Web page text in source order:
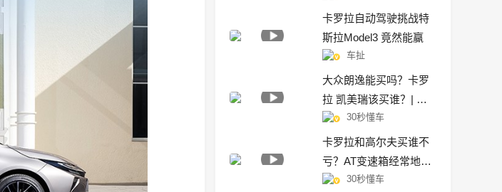
卡罗拉自动驾驶挑战特
斯拉Model3 竟然能赢
车扯
大众朗逸能买吗？卡罗
拉 凯美瑞该买谁？| 有
问必答30秒懂车
卡罗拉和高尔夫买谁不
亏？AT变速箱经常地板
油会坏吗？
30秒懂车